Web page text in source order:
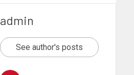
admin
See author's posts